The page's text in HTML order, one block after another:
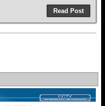
Read Post